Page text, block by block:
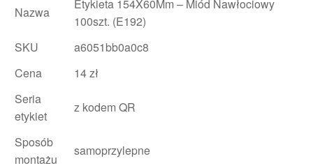
Nazwa
Etykieta 154X60Mm – Miód Nawłociowy
100szt. (E192)
SKU
a6051bb0a0c8
Cena
14 zł
Seria
etykiet
z kodem QR
Sposób
montażu
samoprzylepne